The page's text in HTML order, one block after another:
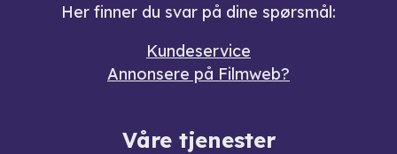
Her finner du svar på dine spørsmål:
Kundeservice
Annonsere på Filmweb?
Våre tjenester